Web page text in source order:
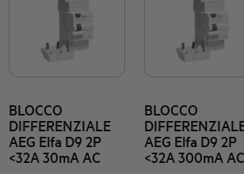
BLOCCO
DIFFERENZIALE
AEG Elfa D9 2P
<32A 30mA AC
BLOCCO
AEG Elfa D9 2P
<32A 300mA AC